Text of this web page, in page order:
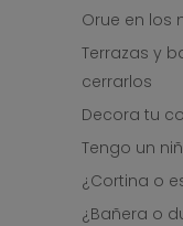
Orue en los
Terrazas y
cerrarlos
Decora tu
Tengo un
¿Cortina o
¿Bañera o